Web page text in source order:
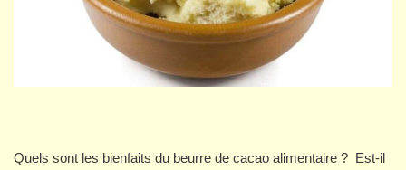
Quels sont les bienfaits du beurre de cacao alimentaire ? Est-il